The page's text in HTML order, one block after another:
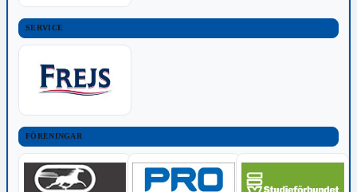
SERVICE
FÖRENINGAR